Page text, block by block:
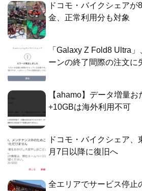
ドコモ・バイクシェアが
金、正常利用分も対象
「Galaxy Z Fold8 Ultra
ーンの終了間際の注文に
【ahamo】データ増量
+10GBは海外利用不可
ドコモ・バイクシェア
月7日以降に復旧へ
全エリアでサービス停止